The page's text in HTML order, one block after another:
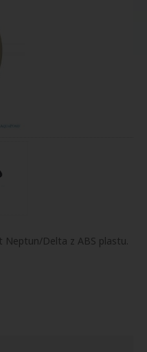
Neptun/Delta z ABS plastu.